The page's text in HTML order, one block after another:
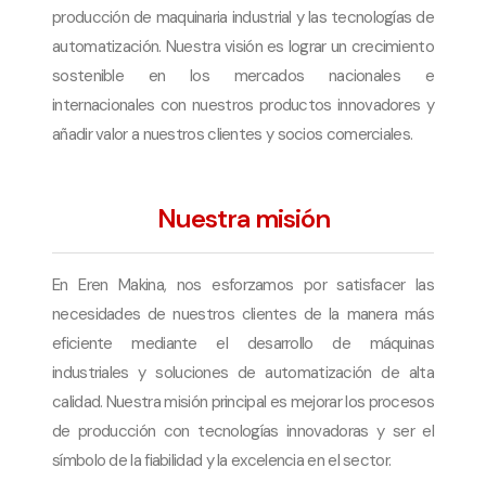
producción de maquinaria industrial y las tecnologías de
automatización. Nuestra visión es lograr un crecimiento
sostenible en los mercados nacionales e
internacionales con nuestros productos innovadores y
añadir valor a nuestros clientes y socios comerciales.
Nuestra misión
En Eren Makina, nos esforzamos por satisfacer las
necesidades de nuestros clientes de la manera más
eficiente mediante el desarrollo de máquinas
industriales y soluciones de automatización de alta
calidad. Nuestra misión principal es mejorar los procesos
de producción con tecnologías innovadoras y ser el
símbolo de la fiabilidad y la excelencia en el sector.